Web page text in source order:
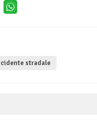
stradale